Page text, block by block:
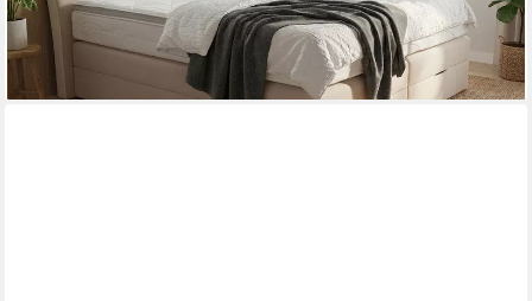
ab 1.119,00 €
lieferbar in 5 Wochen